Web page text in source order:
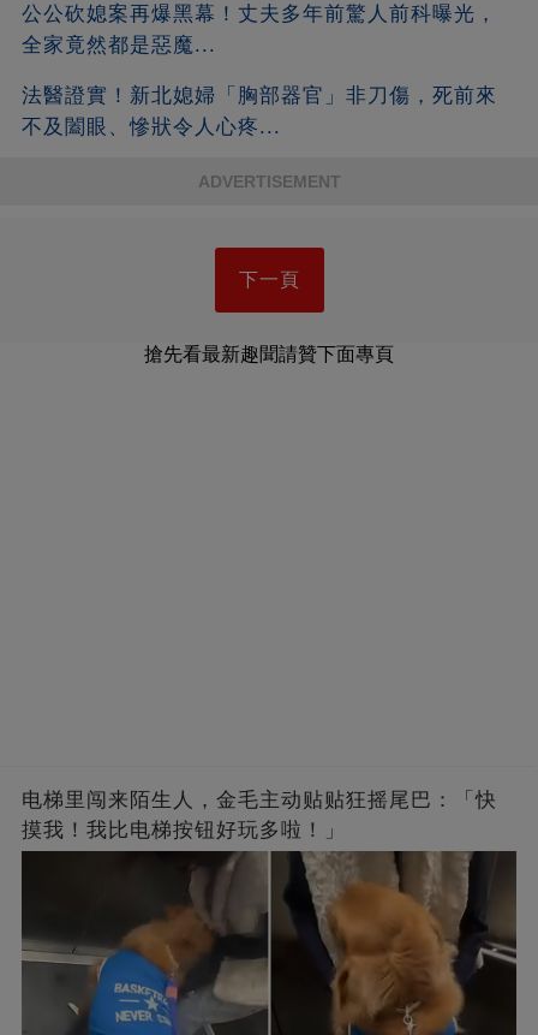
公公砍媳案再爆黑幕！丈夫多年前驚人前科曝光，
全家竟然都是惡魔...
法醫證實！新北媳婦「胸部器官」非刀傷，死前來
不及闔眼、慘狀令人心疼...
ADVERTISEMENT
下一頁
搶先看最新趣聞請贊下面專頁
电梯里闯来陌生人，金毛主动贴贴狂摇尾巴：「快
摸我！我比电梯按钮好玩多啦！」